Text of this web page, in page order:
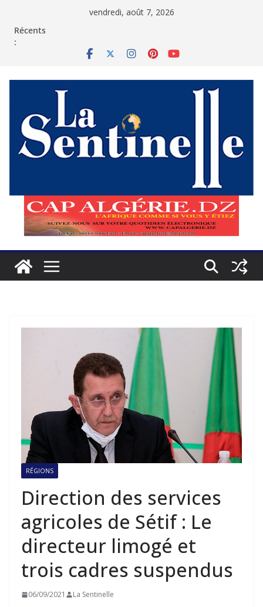
vendredi, août 7, 2026
Récents
:
RÉGIONS
Direction des services
agricoles de Sétif : Le
directeur limogé et
trois cadres suspendus
06/09/2021 La Sentinelle